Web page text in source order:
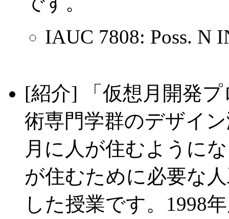
IAUC 7808: Poss. N
[紹介] 「仮想月開発
術専門学群のデザイ
月に人が住むように
が住むために必要な
した授業です。1998